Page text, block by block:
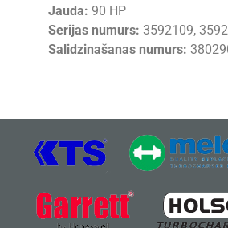
Jauda: 90 HP
Serijas numurs: 3592109,
Salidzinašanas numurs: